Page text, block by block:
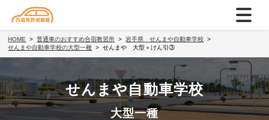
HOME 普通車のおすすめ合宿教習所
岩手県 せんまや自動車学校
せんまや自動車学校の大型一種
せんまや 大型＋けん引③
せんまや自動車学校
大型一種